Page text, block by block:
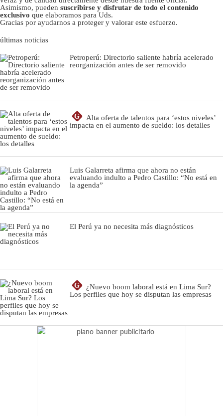
Asimismo, pueden suscribirse y disfrutar de todo el contenido
exclusivo que elaboramos para Uds.
Gracias por ayudarnos a proteger y valorar este esfuerzo.
últimas noticias
Petroperú: Directorio saliente habría acelerado
reorganización antes de ser removido
G
Alta oferta de talentos para ‘estos niveles’
impacta en el aumento de sueldo: los detalles
Luis Galarreta afirma que ahora no están
evaluando indulto a Pedro Castillo: “No está en
la agenda”
El Perú ya no necesita más diagnósticos
G
¿Nuevo boom laboral está en Lima Sur?
Los perfiles que hoy se disputan las empresas